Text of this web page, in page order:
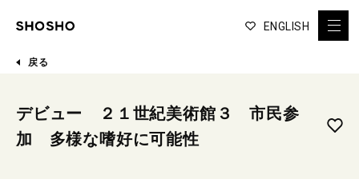
ENGLISH
戻る
デビュー ２１世紀美術館３ 市民参
加 多様な嗜好に可能性